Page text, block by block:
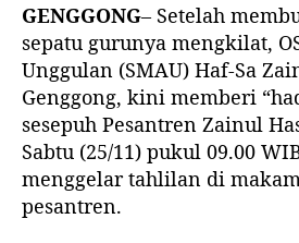
GENGGONG– Setelah
sepatu gurunya mengkilat,
Unggulan (SMAU) Haf-Sa
Genggong, kini memberi
sesepuh Pesantren Zainul
Sabtu (25/11) pukul 09.00
menggelar tahlilan di
pesantren.